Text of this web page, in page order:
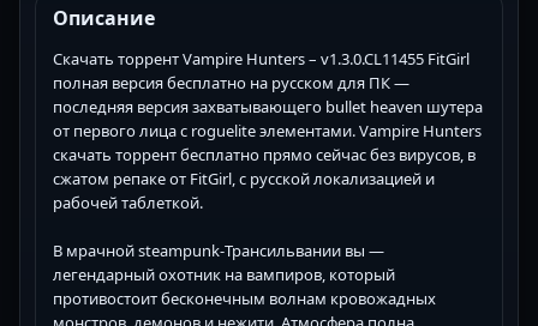
Описание
Скачать торрент Vampire Hunters – v1.3.0.CL11455 FitGirl
полная версия бесплатно на русском для ПК —
последняя версия захватывающего bullet heaven шутера
от первого лица с roguelite элементами. Vampire Hunters
скачать торрент бесплатно прямо сейчас без вирусов, в
сжатом репаке от FitGirl, с русской локализацией и
рабочей таблеткой.
В мрачной steampunk-Трансильвании вы —
легендарный охотник на вампиров, который
противостоит бесконечным волнам кровожадных